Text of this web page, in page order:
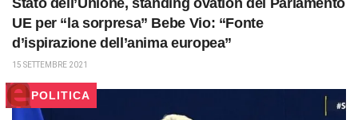
Stato dell’Unione, standing ovation del Parlamento
UE per “la sorpresa” Bebe Vio: “Fonte
d’ispirazione dell’anima europea”
15 SETTEMBRE 2021
POLITICA